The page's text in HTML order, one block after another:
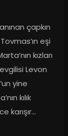
çapkın
eşi
kızları
Levon
yine
kılık
karışır...